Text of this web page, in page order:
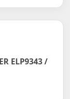
ELP9343 /